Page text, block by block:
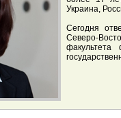
Украина,
Сегодня
Северо-
факультета